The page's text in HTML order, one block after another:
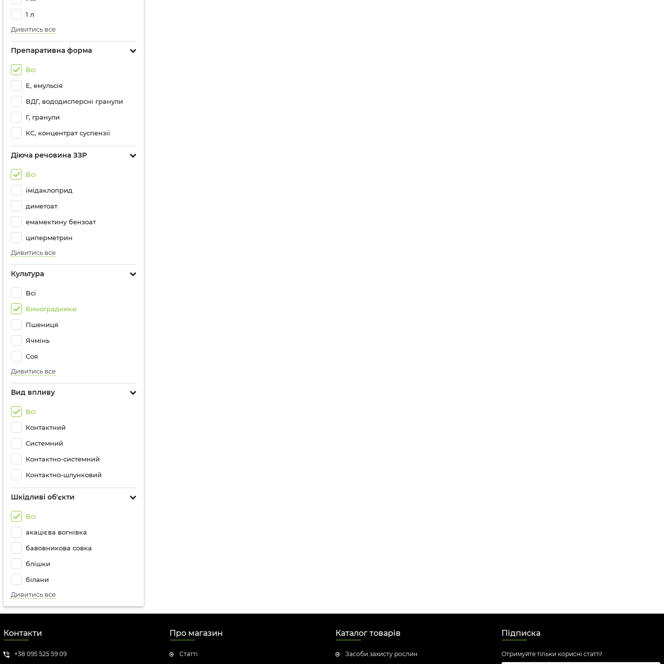
1 л
Дивитись все
Препаративна форма
Всі
Е, емульсія
ВДГ, вододисперсні гранули
Г, гранули
КС, концентрат суспензії
Діюча речовина ЗЗР
Всі
імідаклоприд
диметоат
емамектину бензоат
циперметрин
Дивитись все
Культура
Всі
Виноградники
Пшениця
Ячмінь
Соя
Дивитись все
Вид впливу
Всі
Контактний
Системний
Контактно-системний
Контактно-шлунковий
Шкідливі об'єкти
Всі
акацієва вогнівка
бавовникова совка
блішки
білани
Дивитись все
Контакти
+38 095 525 59 09
Про магазин
Статті
Каталог товарів
Засоби захисту рослин
Підписка
Отримуйте тільки корисні статті!